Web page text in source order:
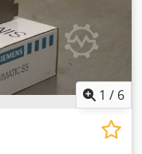
1 / 6